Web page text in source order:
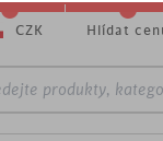
CZK Hlídat